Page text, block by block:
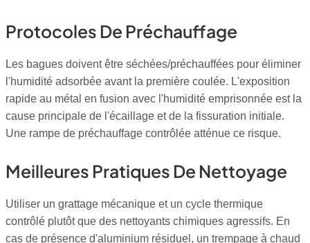
Protocoles De Préchauffage
Les bagues doivent être séchées/préchauffées pour éliminer
l'humidité adsorbée avant la première coulée. L'exposition
rapide au métal en fusion avec l'humidité emprisonnée est la
cause principale de l'écaillage et de la fissuration initiale.
Une rampe de préchauffage contrôlée atténue ce risque.
Meilleures Pratiques De Nettoyage
Utiliser un grattage mécanique et un cycle thermique
contrôlé plutôt que des nettoyants chimiques agressifs. En
cas de présence d'aluminium résiduel, un trempage à chaud